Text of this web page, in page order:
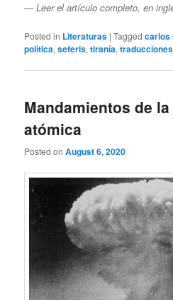
― Leer el artículo completo, en
Posted in Literaturas |Tagged carlos
política,seferis,tiranía,traducciones
Mandamientos de la
atómica
Posted onAugust 6, 2020